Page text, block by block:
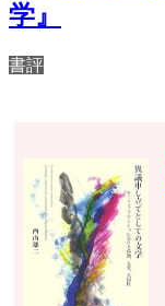
学』
書評